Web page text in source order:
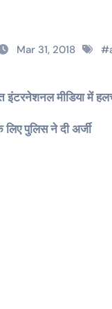
Mar 31, 2018 #
इंटरनेशनल मीडिया में
पुलिस ने दी अर्जी